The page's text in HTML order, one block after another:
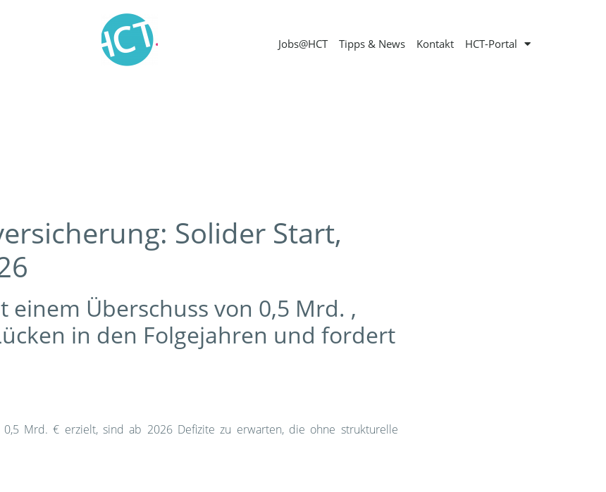
Jobs@HCT Tipps & News Kontakt HCT-Portal
Solider Start,
Überschuss von 0,5 Mrd. ,
in den Folgejahren und fordert
Mrd. € erzielt, sind ab 2026 Defizite zu erwarten, die ohne strukturelle